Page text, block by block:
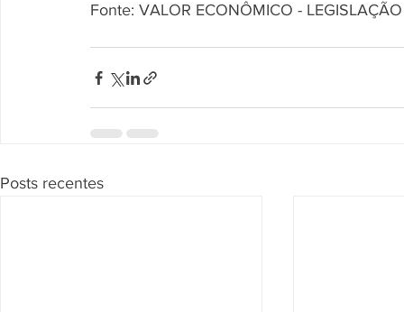
Fonte: VALOR ECONÔMICO -
Posts recentes